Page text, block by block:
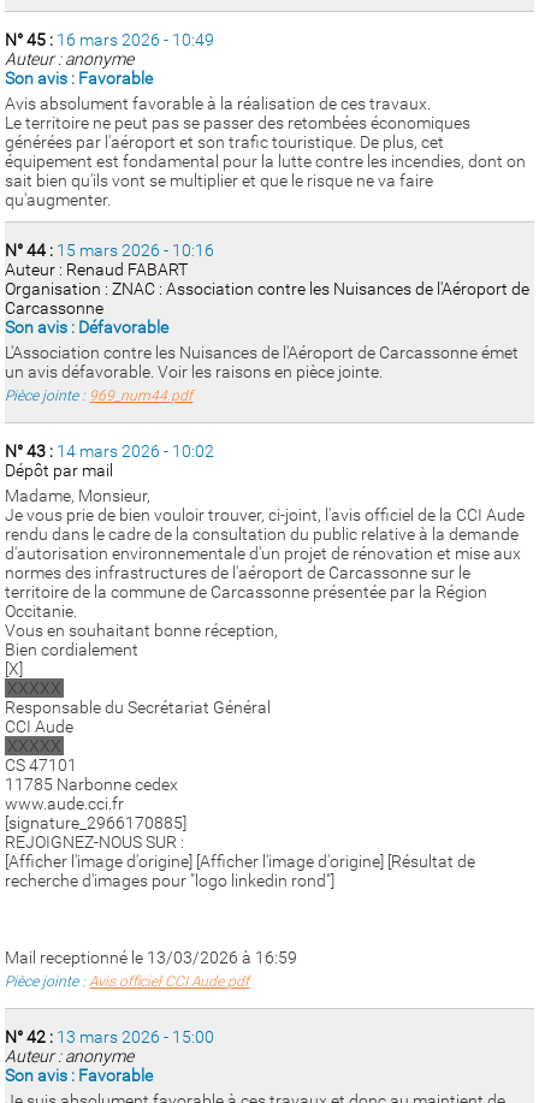
N° 45 : 16 mars 2026 - 10:49
Auteur : anonyme
Son avis : Favorable
Avis absolument favorable à la réalisation de ces travaux.
Le territoire ne peut pas se passer des retombées économiques
générées par l'aéroport et son trafic touristique. De plus, cet
équipement est fondamental pour la lutte contre les incendies, dont on
sait bien qu'ils vont se multiplier et que le risque ne va faire
qu'augmenter.
N° 44 : 15 mars 2026 - 10:16
Auteur : Renaud FABART
Organisation : ZNAC : Association contre les Nuisances de l'Aéroport de
Carcassonne
Son avis : Défavorable
L'Association contre les Nuisances de l'Aéroport de Carcassonne émet
un avis défavorable. Voir les raisons en pièce jointe.
Pièce jointe : 969_num44.pdf
N° 43 : 14 mars 2026 - 10:02
Dépôt par mail
Madame, Monsieur,
Je vous prie de bien vouloir trouver, ci-joint, l'avis officiel de la CCI Aude
rendu dans le cadre de la consultation du public relative à la demande
d'autorisation environnementale d'un projet de rénovation et mise aux
normes des infrastructures de l'aéroport de Carcassonne sur le
territoire de la commune de Carcassonne présentée par la Région
Occitanie.
Vous en souhaitant bonne réception,
Bien cordialement
[X]
XXXXX
Responsable du Secrétariat Général
CCI Aude
XXXXX
CS 47101
11785 Narbonne cedex
www.aude.cci.fr
[signature_2966170885]
REJOIGNEZ-NOUS SUR :
[Afficher l'image d'origine] [Afficher l'image d'origine] [Résultat de
recherche d'images pour "logo linkedin rond"]
Mail receptionné le 13/03/2026 à 16:59
Pièce jointe :Avis officiel CCI Aude.pdf
N° 42 : 13 mars 2026 - 15:00
Auteur : anonyme
Son avis : Favorable